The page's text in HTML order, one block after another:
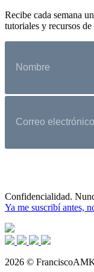
Recibe cada semana
tutoriales y recursos
Confidencialidad.
Ya me suscribí antes,
2026 ©